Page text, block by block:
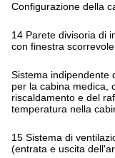
Configurazione della
14 Parete divisoria di
con finestra scorrevole.
Sistema indipendente
per la cabina medica,
riscaldamento e del
temperatura nella
15 Sistema di
(entrata e uscita